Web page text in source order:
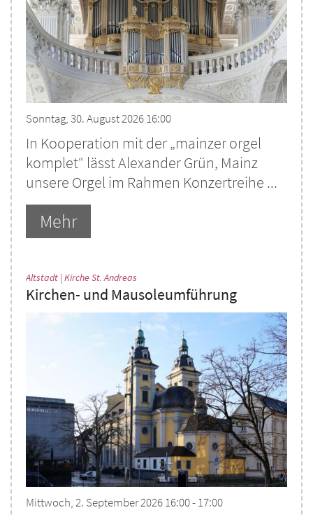
Sonntag, 30. August 2026 16:00
In Kooperation mit der „mainzer orgel
komplet“ lässt Alexander Grün, Mainz
unsere Orgel im Rahmen Konzertreihe ...
Mehr
Altstadt | Kirche St. Andreas
Kirchen- und Mausoleumführung
Mittwoch, 2. September 2026 16:00 - 17:00